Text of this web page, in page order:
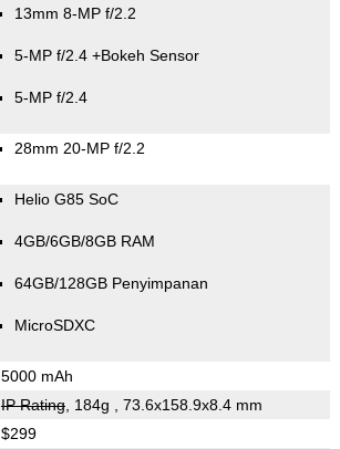
13mm 8-MP f/2.2
5-MP f/2.4 +Bokeh Sensor
5-MP f/2.4
28mm 20-MP f/2.2
Helio G85 SoC
4GB/6GB/8GB RAM
64GB/128GB Penyimpanan
MicroSDXC
5000 mAh
IP Rating, 184g , 73.6x158.9x8.4 mm
$299